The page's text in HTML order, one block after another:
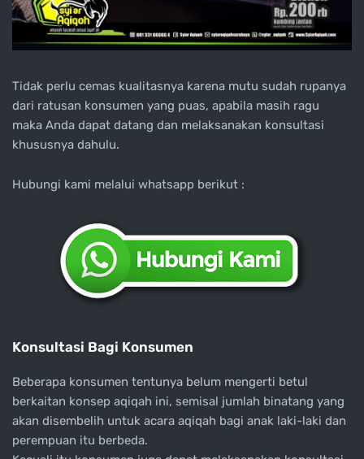
Tidak perlu cemas kualitasnya karena mutu sudah rupanya
dari ratusan konsumen yang puas, apabila masih ragu
maka Anda dapat datang dan melaksanakan konsultasi
khususnya dahulu.
Hubungi kami melalui whatsapp berikut :
Konsultasi Bagi Konsumen
Beberapa konsumen tentunya belum mengerti betul
berkaitan konsep aqiqah ini, semisal jumlah binatang yang
akan disembelih untuk acara aqiqah bagi anak laki-laki dan
perempuan itu berbeda.